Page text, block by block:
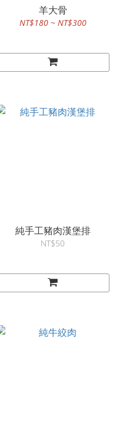
羊大骨
NT$180 ~ NT$300
純手工豬肉漢堡排
NT$50